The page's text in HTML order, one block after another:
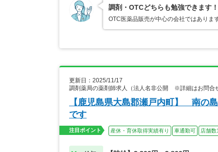
調剤・OTCどちらも勉強できます！
OTC医薬品販売が中心の会社ではありま
更新日：2025/11/17
調剤薬局の薬剤師求人（法人名非公開 ※詳細はお問合
【鹿児島県大島郡瀬戸内町】 南の
です
注目ポイント 産休・育休取得実績有り 車通勤可 店舗数